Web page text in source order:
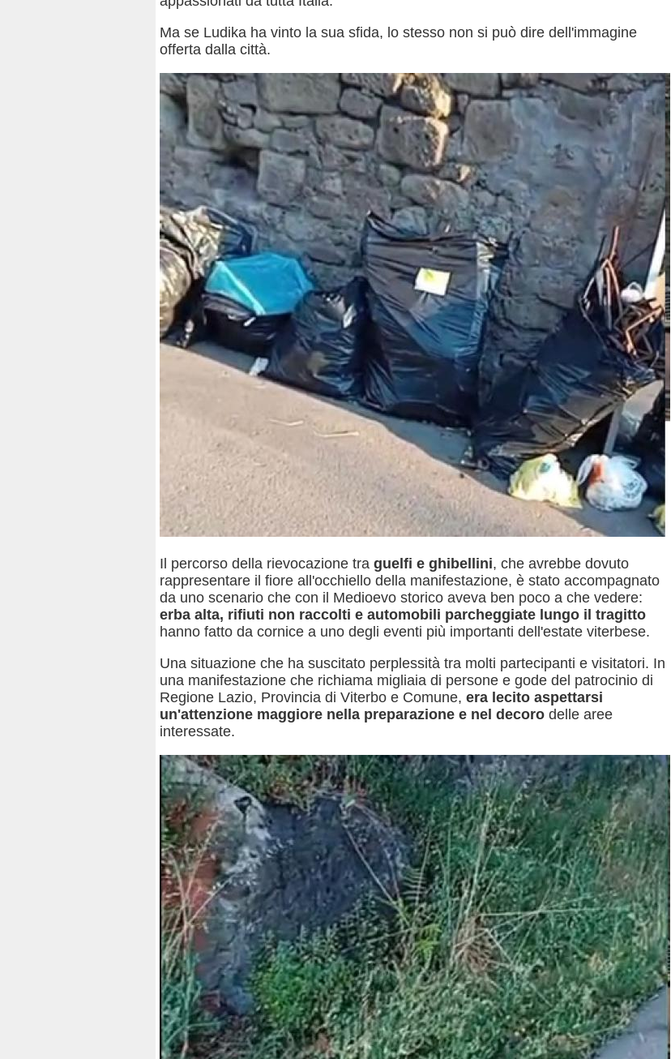
Ma se Ludika ha vinto la sua sfida, lo stesso non si può dire dell'immagine
offerta dalla città.
Il percorso della rievocazione tra guelfi e ghibellini, che avrebbe dovuto
rappresentare il fiore all'occhiello della manifestazione, è stato accompagnato
da uno scenario che con il Medioevo storico aveva ben poco a che vedere:
erba alta, rifiuti non raccolti e automobili parcheggiate lungo il tragitto
hanno fatto da cornice a uno degli eventi più importanti dell'estate viterbese.
Una situazione che ha suscitato perplessità tra molti partecipanti e visitatori. In
una manifestazione che richiama migliaia di persone e gode del patrocinio di
Regione Lazio, Provincia di Viterbo e Comune, era lecito aspettarsi
un'attenzione maggiore nella preparazione e nel decoro delle aree
interessate.